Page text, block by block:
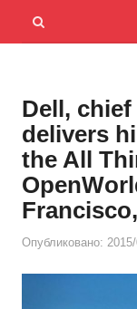
Menu
Открыть
Dell,
delivers
the All
Опубликовано: